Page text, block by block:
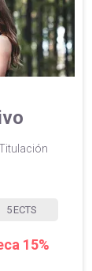
5 ECTS
15%